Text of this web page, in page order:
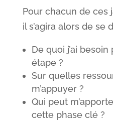
Pour chacun de ces
il s’agira alors de se
De quoi j’ai
étape ?
Sur quelles
m’appuyer ?
Qui peut
cette phase clé ?